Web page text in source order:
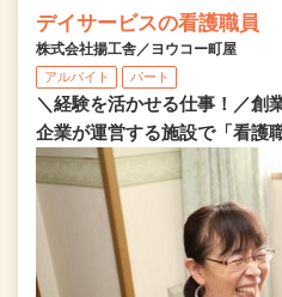
デイサービスの看護職員
株式会社揚工舎／ヨウコー町屋
アルバイト パート
＼経験を活かせる仕事！／創
企業が運営する施設で「看護